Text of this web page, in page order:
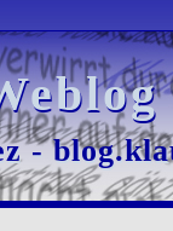
-
-